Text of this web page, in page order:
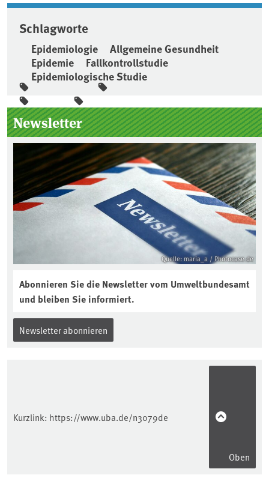
Schlagworte
Epidemiologie
Allgemeine Gesundheit
Epidemie
Fallkontrollstudie
Epidemiologische Studie
Seitenleiste
Newsletter
Quelle: maria_a / Photocase.de
Abonnieren Sie die Newsletter vom Umweltbundesamt
und bleiben Sie informiert.
Newsletter abonnieren
Kurzlink: https://www.uba.de/n3079de
Oben